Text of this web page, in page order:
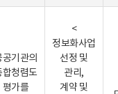
공기관의
합청렴도
평가를
<
정보화사업
선정 및
관리,
계약 및